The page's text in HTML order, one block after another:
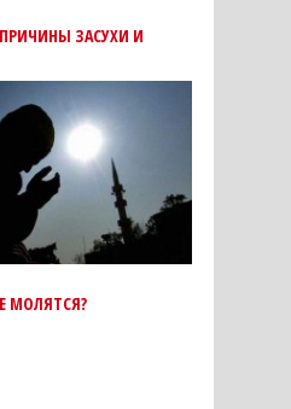
ЗАСУХИ И
МОЛЯТСЯ?